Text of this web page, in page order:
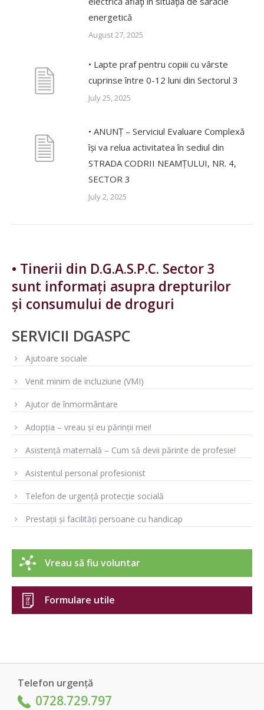
energetică
August 27, 2025
• Lapte praf pentru copiii cu vârste
cuprinse între 0-12 luni din Sectorul 3
July 25, 2025
• ANUNȚ – Serviciul Evaluare Complexă
își va relua activitatea în sediul din
STRADA CODRII NEAMȚULUI, NR. 4,
SECTOR 3
July 2, 2025
• Tinerii din D.G.A.S.P.C. Sector 3
sunt informați asupra drepturilor
și consumului de droguri
SERVICII DGASPC
Ajutoare sociale
Venit minim de incluziune (VMI)
Ajutor de înmormântare
Adopția – vreau și eu părinții mei!
Asistență maternală – Cum să devii părinte de profesie!
Asistentul personal profesionist
Telefon de urgență protecție socială
Prestații și facilități persoane cu handicap
Vreau să fiu voluntar
Formulare utile
Telefon urgență
0728.729.797